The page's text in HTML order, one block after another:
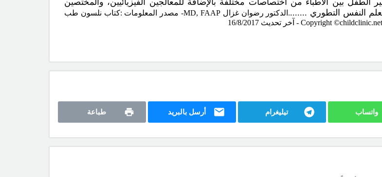
بين الأطباء من اختصاصات مختلفة بالإضافة للمعالجين الفيزيائيين، والمختصين
النفس التطوري .....
.
..الدكتور رضوان غزال MD, FAAP
- مصدر المعلومات :كتاب نلسون طب
Copyright ©childclinic.net - آخر تحديث 16/8/2017
واتساب تيليغرام أرسل بالبريد طباعة